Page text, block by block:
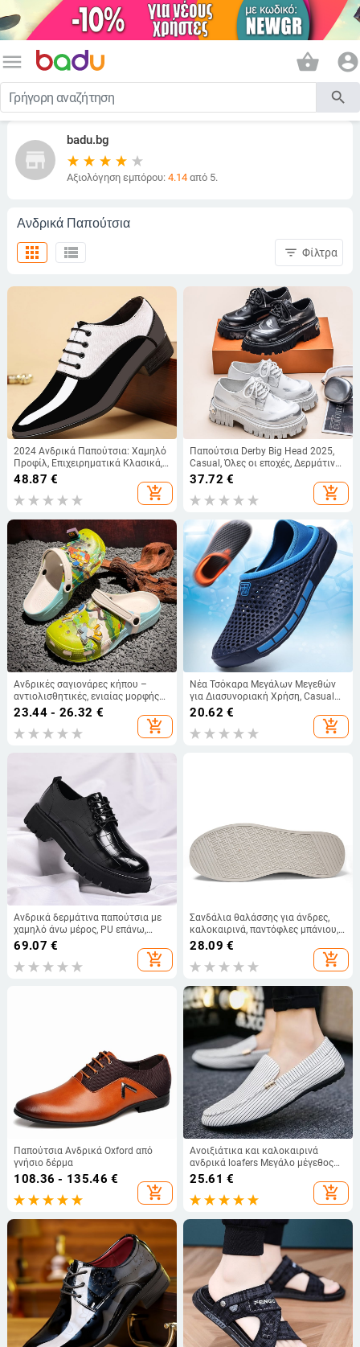
menu shopping_basket account_circle
search
store
badu.bg
Αξιολόγηση εμπόρου: 4.14από 5.
Ανδρικά Παπούτσια
view_list
apps filter_list Φίλτρα
2024 Ανδρικά Παπούτσια: Χαμηλό
Προφίλ, Επιχειρηματικά Κλασικά,
Βρετανικού Στυλ, Μεγάλο
Μέγεθος, Μοντέρνα Λαμπερά PU
Δερμάτινα Παπούτσια με Μαλακή
48.87 €
add_shopping_cart
Παπούτσια Derby Big Head 2025,
Casual, Όλες οι εποχές, Δερμάτινα
παπούτσια ιαπωνικού στιλ,
Μοντέρνες ρετρό μπότες Martin με
αγκράφα Big Head, Παπούτσια
37.72 €
add_shopping_cart
Ανδρικές σαγιονάρες κήπου –
αντιολισθητικές, ενιαίας μορφής
EVA σόλα, casual εξωτερικά
σανδάλια
23.44 - 26.32 €
add_shopping_cart
Νέα Τσόκαρα Μεγάλων Μεγεθών
για Διασυνοριακή Χρήση, Casual
Ανδρικές Παντόφλες, Παπούτσια
Παραλίας, Ανδρικά Σανδάλια για
Εξωτερική Χρήση, Trend
20.62 €
add_shopping_cart
Ανδρικά δερμάτινα παπούτσια με
χαμηλό άνω μέρος, PU επάνω,
σόλα από καουτσούκ, στρογγυλή
μύτη, λειτουργία αύξησης ύψους
69.07 €
add_shopping_cart
Σανδάλια θαλάσσης για άνδρες,
καλοκαιρινά, παντόφλες μπάνιου,
αθλητικά, αντιολισθητικά,
οικολογικά, για οδήγηση, για
άνδρες
28.09 €
add_shopping_cart
Παπούτσια Ανδρικά Oxford από
γνήσιο δέρμα
108.36 - 135.46 €
add_shopping_cart
Ανοιξιάτικα και καλοκαιρινά
ανδρικά loafers Μεγάλο μέγεθος
ελαφριά και άνετα επίπεδα
παπούτσια Ανδρικά αναπνεύσιμα,
αντιολισθητικά, απαλά casual
25.61 €
add_shopping_cart